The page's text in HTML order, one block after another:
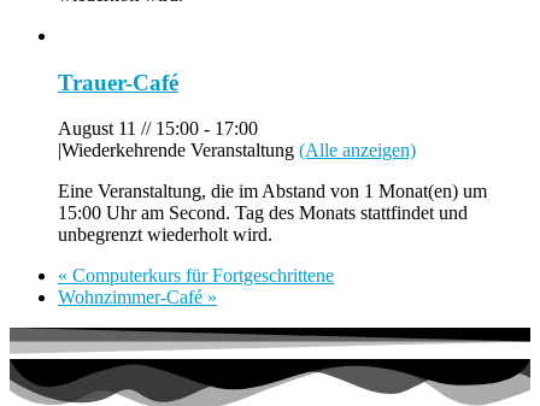
Trauer-Café
August 11 // 15:00 - 17:00
|Wiederkehrende Veranstaltung (Alle anzeigen)
Eine Veranstaltung, die im Abstand von 1 Monat(en) um
15:00 Uhr am Second. Tag des Monats stattfindet und
unbegrenzt wiederholt wird.
« Computerkurs für Fortgeschrittene
Wohnzimmer-Café »